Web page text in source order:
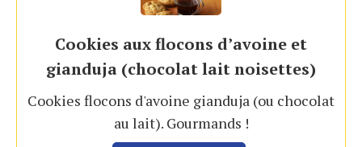
Cookies aux flocons d’avoine et
gianduja (chocolat lait noisettes)
Cookies flocons d'avoine gianduja (ou chocolat
au lait). Gourmands !